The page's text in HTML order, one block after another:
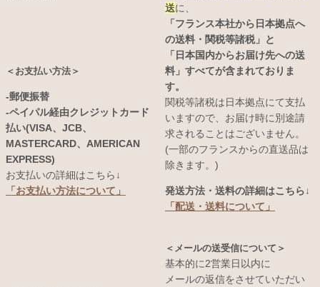
＜お支払い方法＞
-郵便振替
-ペイパル経由クレジットカード
払い(VISA、JCB、
MASTERCARD、AMERICAN
EXPRESS)
お支払いの詳細はこちら↓
「お支払い方法について」
送に、
「フランス本社から日本拠点へ
の送料・関税等諸税」と
「日本国内からお届け先への送
料」すべてが含まれておりま
す。
関税等諸税は日本拠点にて支払
いますので、お届け時に別途請
求されることはございません。
(一部のフランスからの直送品は
除きます。)
発送方法・送料の詳細はこちら↓
「配送・送料について」
＜メールの送受信について＞
基本的に2営業日以内に
メールの返信をさせていただい